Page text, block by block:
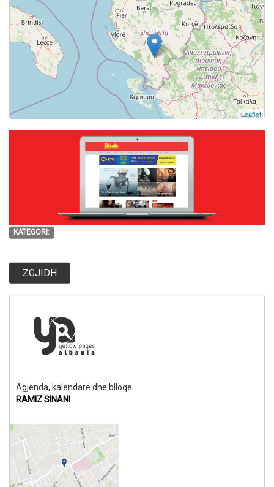
KATEGORI:
ZGJIDH
Agjenda, kalendarë dhe blloqe
RAMIZ SINANI
Leaflet